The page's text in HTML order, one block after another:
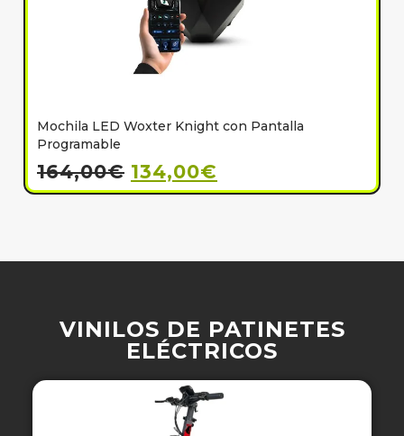
Mochila LED Woxter Knight con Pantalla
Programable
164,00€ 134,00€
VINILOS DE PATINETES
ELÉCTRICOS